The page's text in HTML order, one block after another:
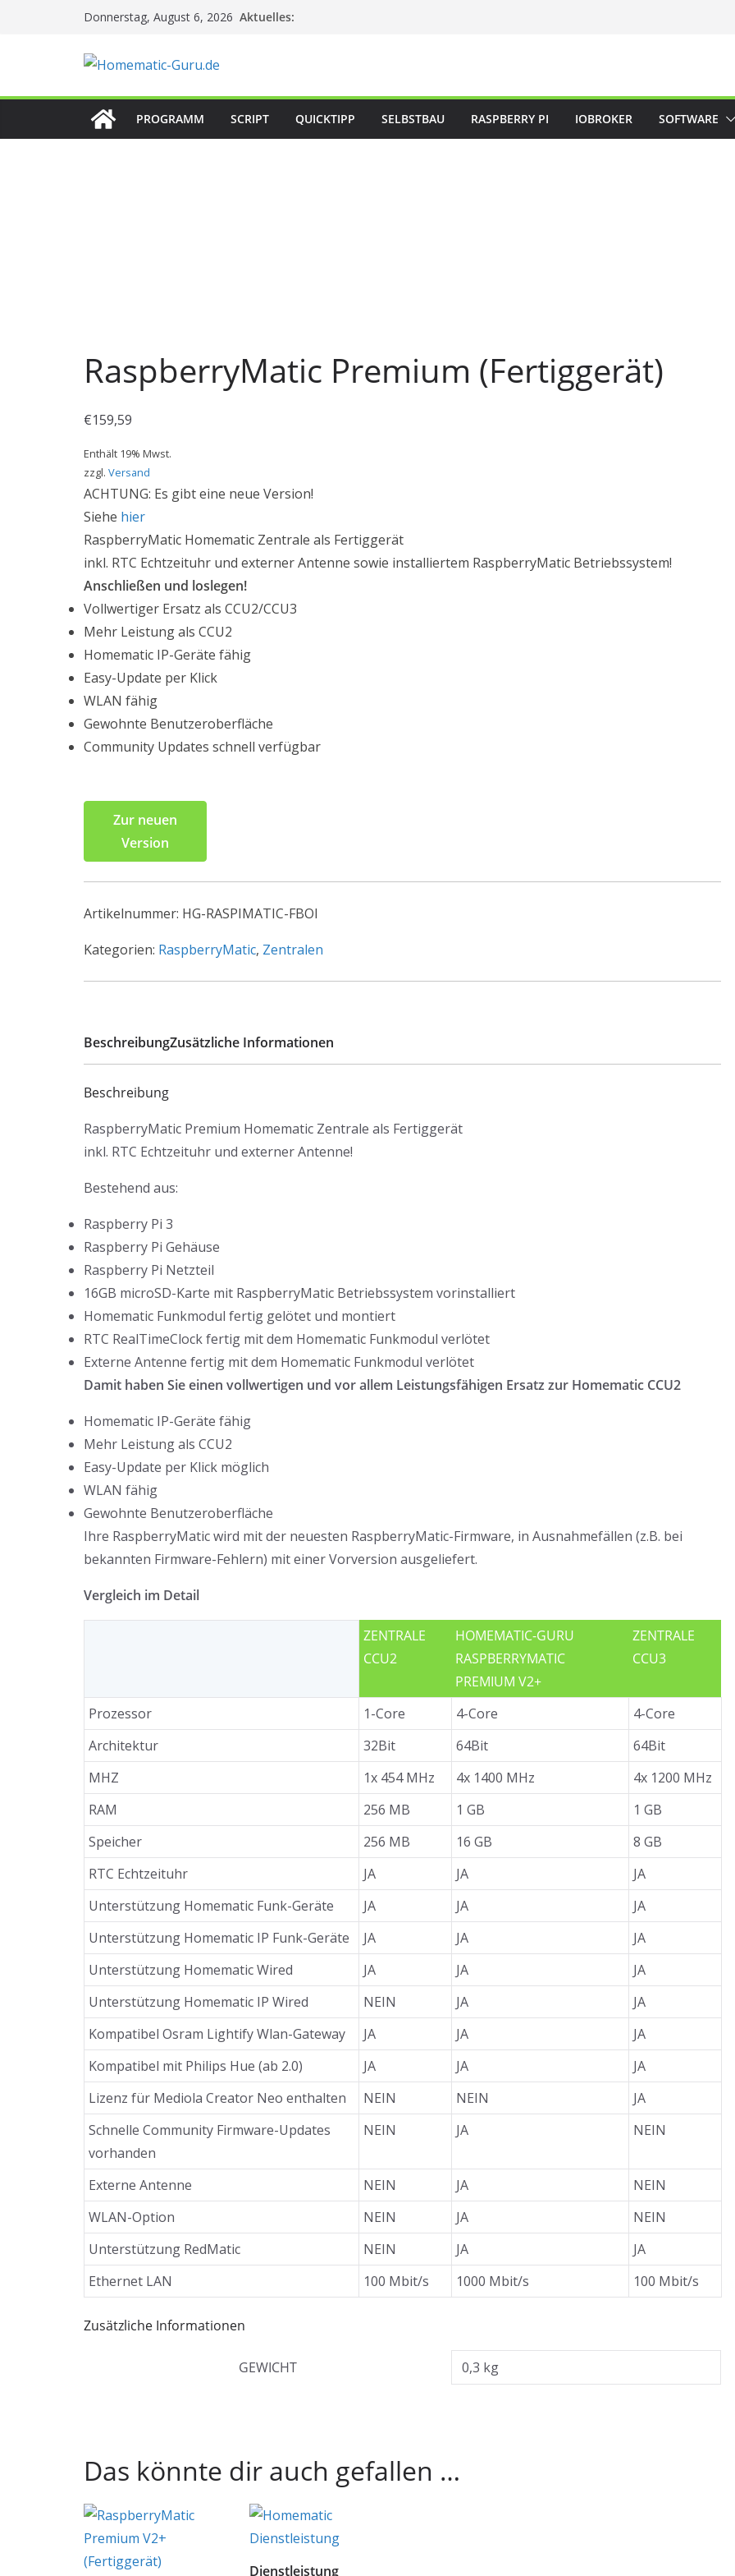
Donnerstag, August 6, 2026 Aktuelles:
PROGRAMM SCRIPT QUICKTIPP SELBSTBAU RASPBERRY PI IOBROKER SOFTWARE
RaspberryMatic Premium (Fertiggerät)
€159,59
Enthält 19% Mwst.
zzgl. Versand
ACHTUNG: Es gibt eine neue Version!
Siehe hier
RaspberryMatic Homematic Zentrale als Fertiggerät
inkl. RTC Echtzeituhr und externer Antenne sowie installiertem RaspberryMatic Betriebssystem!
Anschließen und loslegen!
Vollwertiger Ersatz als CCU2/CCU3
Mehr Leistung als CCU2
Homematic IP-Geräte fähig
Easy-Update per Klick
WLAN fähig
Gewohnte Benutzeroberfläche
Community Updates schnell verfügbar
Zur neuen
Version
Artikelnummer: HG-RASPIMATIC-FBOI
Kategorien: RaspberryMatic, Zentralen
BeschreibungZusätzliche Informationen
Beschreibung
RaspberryMatic Premium Homematic Zentrale als Fertiggerät
inkl. RTC Echtzeituhr und externer Antenne!
Bestehend aus:
Raspberry Pi 3
Raspberry Pi Gehäuse
Raspberry Pi Netzteil
16GB microSD-Karte mit RaspberryMatic Betriebssystem vorinstalliert
Homematic Funkmodul fertig gelötet und montiert
RTC RealTimeClock fertig mit dem Homematic Funkmodul verlötet
Externe Antenne fertig mit dem Homematic Funkmodul verlötet
Damit haben Sie einen vollwertigen und vor allem Leistungsfähigen Ersatz zur Homematic CCU2
Homematic IP-Geräte fähig
Mehr Leistung als CCU2
Easy-Update per Klick möglich
WLAN fähig
Gewohnte Benutzeroberfläche
Ihre RaspberryMatic wird mit der neuesten RaspberryMatic-Firmware, in Ausnahmefällen (z.B. bei
bekannten Firmware-Fehlern) mit einer Vorversion ausgeliefert.
Vergleich im Detail
ZENTRALE
CCU2
HOMEMATIC-GURU
RASPBERRYMATIC
PREMIUM V2+
ZENTRALE
CCU3
Prozessor 1-Core 4-Core
4-Core
Architektur
32Bit 64Bit
64Bit
MHZ
1x 454 MHz 4x 1400 MHz
4x 1200 MHz
RAM
256 MB 1 GB
1 GB
Speicher
256 MB 16 GB
8 GB
RTC Echtzeituhr
JA JA
JA
Unterstützung Homematic Funk-Geräte
JA JA
JA
Unterstützung Homematic IP Funk-Geräte
JA JA
JA
Unterstützung Homematic Wired
JA JA
JA
Unterstützung Homematic IP Wired
NEIN JA
JA
Kompatibel Osram Lightify Wlan-Gateway
JA JA
JA
Kompatibel mit Philips Hue (ab 2.0)
JA JA
JA
Lizenz für Mediola Creator Neo enthalten
NEIN NEIN
JA
Schnelle Community Firmware-Updates
vorhanden
NEIN JA NEIN
Externe Antenne NEIN JA
NEIN
WLAN-Option
NEIN JA
NEIN
Unterstützung RedMatic
NEIN JA
JA
Ethernet LAN
100 Mbit/s 1000 Mbit/s 100 Mbit/s
Zusätzliche Informationen
GEWICHT 0,3 kg
Das könnte dir auch gefallen …
Dienstleistung